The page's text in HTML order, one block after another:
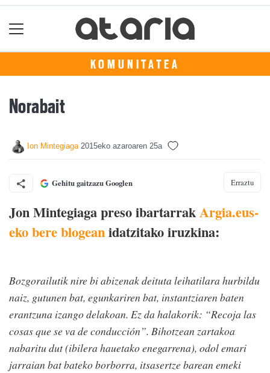
KOMUNITATEA
Norabait
Ion Mintegiaga 2015eko azaroaren 25a
Gehitu gaitzazu Googlen Erraztu
Jon Mintegiaga preso ibartarrakArgia.eus-
eko bere blogeanidatzitako iruzkina:
Bozgorailutik nire bi abizenak deituta leihatilara hurbildu
naiz, gutunen bat, egunkariren bat, instantziaren baten
erantzuna izango delakoan. Ez da halakorik: “Recoja las
cosas que se va de conducción”. Bihotzean zartakoa
nabaritu dut (ibilera hauetako enegarrena), odol emari
jarraian bat bateko borborra, itsasertze barean emeki